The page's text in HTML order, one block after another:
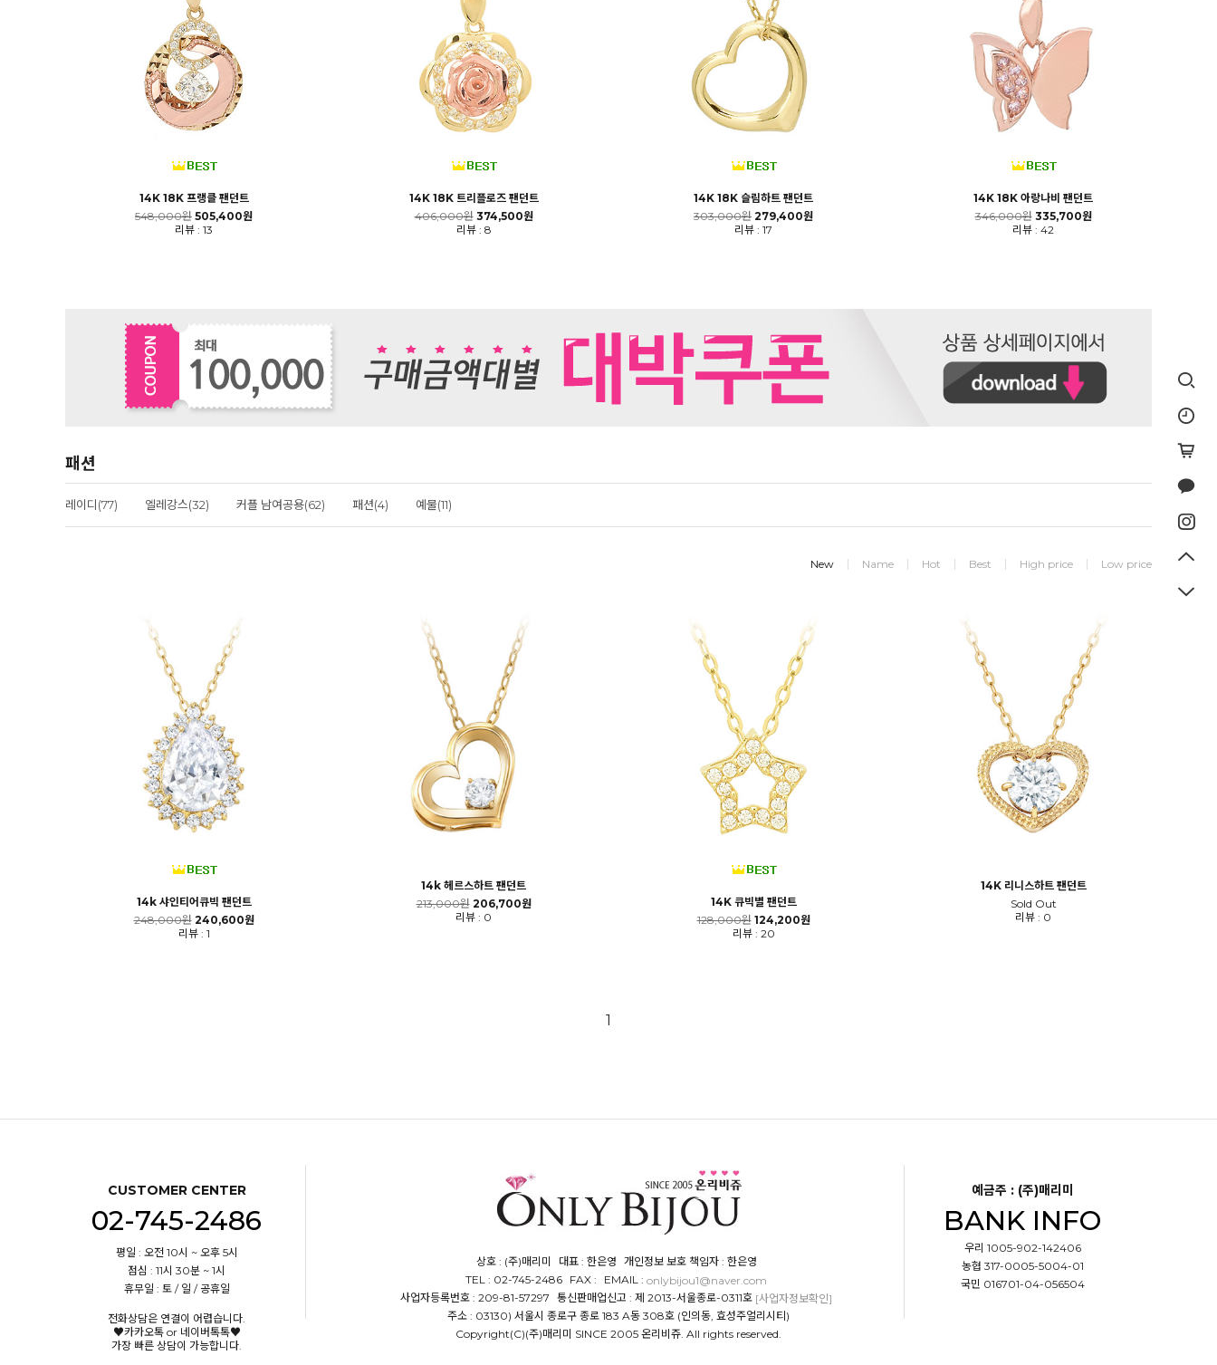
14K 18K 프랭클 팬던트
548,000원 505,400원
리뷰 : 13
14K 18K 트리플로즈 팬던트
406,000원 374,500원
리뷰 : 8
14K 18K 슬림하트 팬던트
303,000원 279,400원
리뷰 : 17
14K 18K 아랑나비 팬던트
346,000원 335,700원
리뷰 : 42
패션
레이디(77) 엘레강스(32) 커플 남여공용(62) 패션(4) 예물(11)
New Name Hot Best High price Low price
14k 샤인티어큐빅 팬던트
248,000원 240,600원
리뷰 : 1
14k 헤르스하트 팬던트
213,000원 206,700원
리뷰 : 0
14K 큐빅별 팬던트
128,000원 124,200원
리뷰 : 20
14K 리니스하트 팬던트
Sold Out
리뷰 : 0
1
CUSTOMER CENTER
02-745-2486
평일 : 오전 10시 ~ 오후 5시
점심 : 11시 30분 ~ 1시
휴무일 : 토 / 일 / 공휴일
전화상담은 연결이 어렵습니다.
♥카카오톡 or 네이버톡톡♥
가장 빠른 상담이 가능합니다.
상호 : (주)매리미 대표 : 한은영 개인정보 보호 책임자 : 한은영
TEL : 02-745-2486 FAX : EMAIL : onlybijou1@naver.com
사업자등록번호 : 209-81-57297 통신판매업신고 : 제 2013-서울종로-0311호 [사업자정보확인]
주소 : 03130) 서울시 종로구 종로 183 A동 308호 (인의동, 효성주얼리시티)
Copyright(C)(주)매리미 SINCE 2005 온리비쥬. All rights reserved.
예금주 : (주)매리미
BANK INFO
우리 1005-902-142406
농협 317-0005-5004-01
국민 016701-04-056504